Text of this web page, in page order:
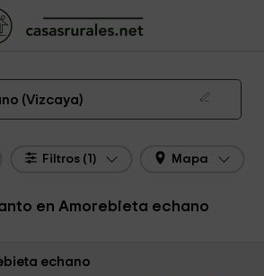
Vizcaya
Hoteles con encanto Amorebieta
(Vizcaya)
Filtros (1) Mapa
en Amorebieta echano
echano